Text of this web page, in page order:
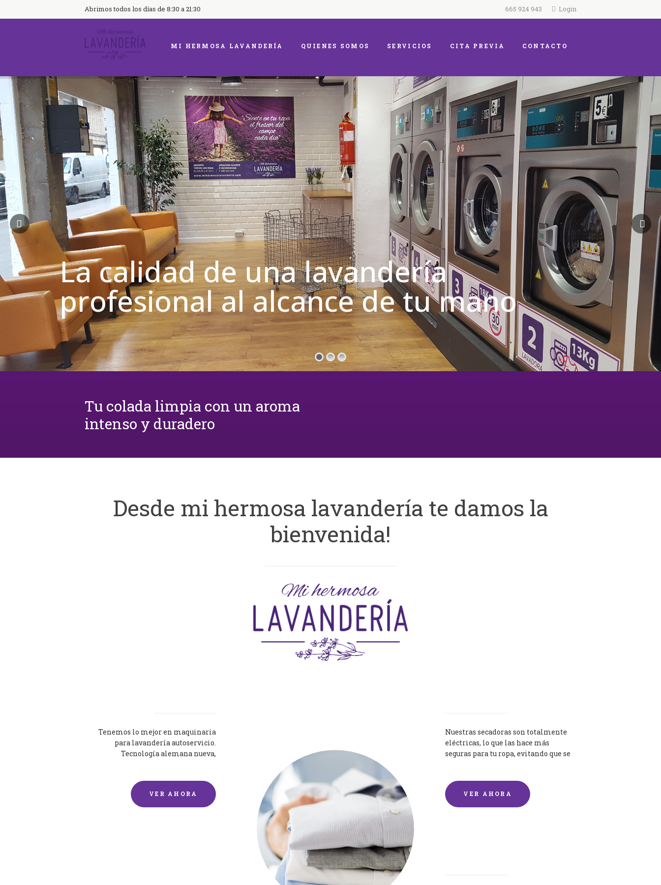
Abrimos todos los días de 8:30 a 21:30 665 924 943 Login
MI HERMOSA LAVANDERÍA QUIENES SOMOS SERVICIOS CITA PREVIA CONTACTO
La calidad de una lavandería
profesional al alcance de tu mano
Tu colada limpia con un aroma
intenso y duradero
Desde mi hermosa lavandería te damos la
bienvenida!
Tenemos lo mejor en maquinaria
para lavandería autoservicio.
Tecnología alemana nueva,
VER AHORA
Nuestras secadoras son totalmente
eléctricas, lo que las hace más
seguras para tu ropa, evitando que se
VER AHORA